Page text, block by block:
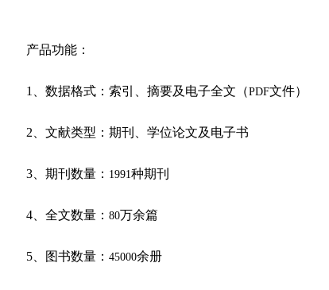
产品功能：
1 、数据格式：索引、摘要及电子全文（PDF文件）
2 、文献类型：期刊、学位论文及电子书
3 、期刊数量： 1991种期刊
4 、全文数量： 80万余篇
5 、图书数量： 45000余册